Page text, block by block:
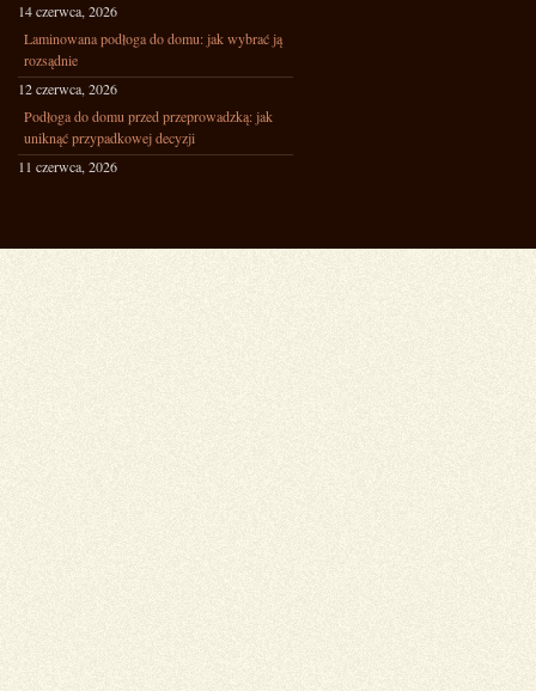
14 czerwca, 2026
Laminowana podłoga do domu: jak wybrać ją
rozsądnie
12 czerwca, 2026
Podłoga do domu przed przeprowadzką: jak
uniknąć przypadkowej decyzji
11 czerwca, 2026